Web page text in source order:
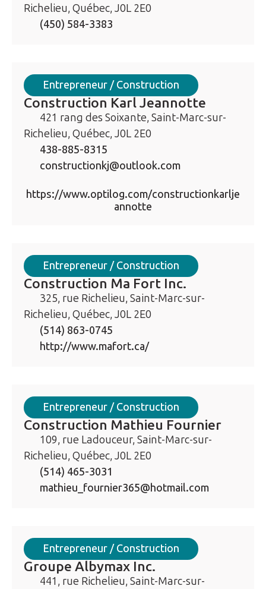
Richelieu, Québec, J0L 2E0
(450) 584-3383
Entrepreneur / Construction
Construction Karl Jeannotte
421 rang des Soixante, Saint-Marc-sur-
Richelieu, Québec, J0L 2E0
438-885-8315
constructionkj@outlook.com
https://www.optilog.com/constructionkarlje
annotte
Entrepreneur / Construction
Construction Ma Fort Inc.
325, rue Richelieu, Saint-Marc-sur-
Richelieu, Québec, J0L 2E0
(514) 863-0745
http://www.mafort.ca/
Entrepreneur / Construction
Construction Mathieu Fournier
109, rue Ladouceur, Saint-Marc-sur-
Richelieu, Québec, J0L 2E0
(514) 465-3031
mathieu_fournier365@hotmail.com
Entrepreneur / Construction
Groupe Albymax Inc.
441, rue Richelieu, Saint-Marc-sur-